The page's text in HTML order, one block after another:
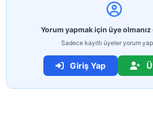
Yorum yapmak için üye
Sadece kayıtlı üyeler yorum
Giriş Yap